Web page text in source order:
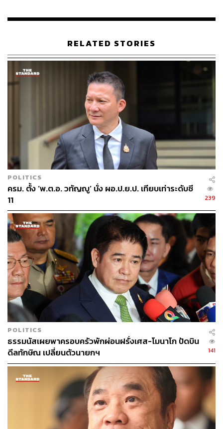
RELATED STORIES
POLITICS
ครม. ตั้ง ‘พ.ต.อ. วทัญญู’ นั่ง ผอ.ป.ย.ป. เทียบเท่าระดับซี
11
239
POLITICS
ธรรมนัสเผยพาครอบครัวพักผ่อนฝรั่งเศส-โมนาโก ปัดบิน
ดีลทักษิณ เปลี่ยนตัวนายกฯ
141